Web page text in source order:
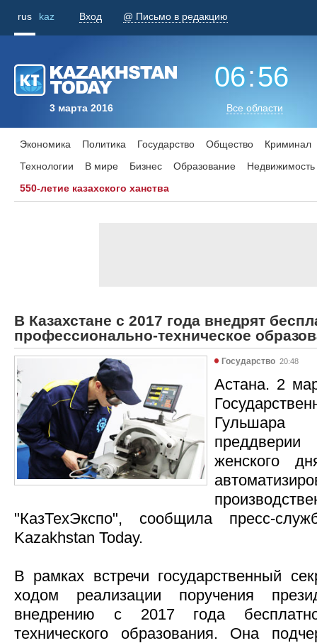
rus kaz Вход @ Письмо в редакцию
3 марта 2016
06:56
Все области
Экономика Политика Государство Общество
Криминал
Технологии
В мире Бизнес Образование
Недвижимость
550-летие казахского ханства
В Казахстане с 2017 года внедрят
профессионально-техническое
Государство 20:48
Астана. 2
женского
"КазТехЭкспо", сообщила пресс-
Kazakhstan Today.
В рамках встречи государственный
ходом реализации поручения
внедрению с 2017 года
технического образования. Она